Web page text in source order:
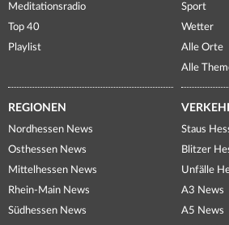
Meditationsradio
Top 40
Playlist
Sport
Wetter
Alle Orte
Alle
REGIONEN
Nordhessen News
Osthessen News
Mittelhessen News
Rhein-Main News
Südhessen News
Staus
Blitzer
Unfälle
A3 News
A5 News